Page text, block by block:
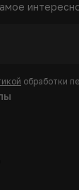
обработки